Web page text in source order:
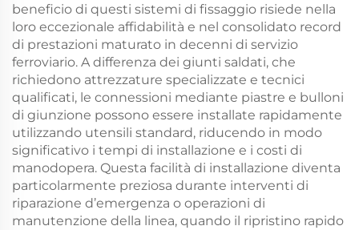
beneficio di questi sistemi di fissaggio risiede nella
loro eccezionale affidabilità e nel consolidato record
di prestazioni maturato in decenni di servizio
ferroviario. A differenza dei giunti saldati, che
richiedono attrezzature specializzate e tecnici
qualificati, le connessioni mediante piastre e bulloni
di giunzione possono essere installate rapidamente
utilizzando utensili standard, riducendo in modo
significativo i tempi di installazione e i costi di
manodopera. Questa facilità di installazione diventa
particolarmente preziosa durante interventi di
riparazione d’emergenza o operazioni di
manutenzione della linea, quando il ripristino rapido